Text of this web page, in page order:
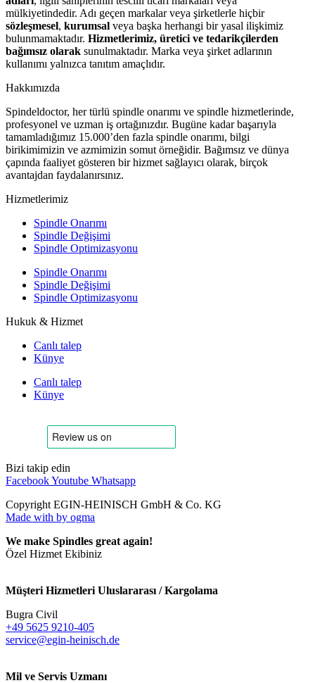
mülkiyetindedir. Adı geçen markalar veya şirketlerle hiçbir
sözleşmesel, kurumsal veya başka herhangi bir yasal ilişkimiz
bulunmamaktadır. Hizmetlerimiz, üretici ve tedarikçilerden
bağımsız olarak sunulmaktadır. Marka veya şirket adlarının
kullanımı yalnızca tanıtım amaçlıdır.
Hakkımızda
Spindeldoctor, her türlü spindle onarımı ve spindle hizmetlerinde,
profesyonel ve uzman iş ortağınızdır. Bugüne kadar başarıyla
tamamladığımız 15.000’den fazla spindle onarımı, bilgi
birikimimizin ve azmimizin somut örneğidir. Bağımsız ve dünya
çapında faaliyet gösteren bir hizmet sağlayıcı olarak, birçok
avantajdan faydalanırsınız.
Hizmetlerimiz
Spindle Onarımı
Spindle Değişimi
Spindle Optimizasyonu
Spindle Onarımı
Spindle Değişimi
Spindle Optimizasyonu
Hukuk & Hizmet
Canlı talep
Künye
Canlı talep
Künye
Bizi takip edin
FacebookYoutube Whatsapp
Copyright EGIN-HEINISCH GmbH & Co. KG
Made with by ogma
We make Spindles great again!
Özel Hizmet Ekibiniz
Müşteri Hizmetleri Uluslararası / Kargolama
Bugra Civil
+49 5625 9210-405
service@egin-heinisch.de
Mil ve Servis Uzmanı